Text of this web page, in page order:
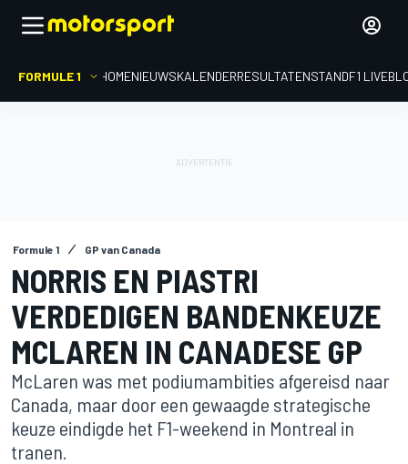
FORMULE 1 HOMENIEUWSKALENDERRESULTATENSTANDF1
Formule 1 GP van Canada
NORRIS EN PIASTRI
VERDEDIGEN BANDENKEUZE
MCLAREN IN CANADESE GP
McLaren was met podiumambities afgereisd naar
Canada, maar door een gewaagde strategische
keuze eindigde het F1-weekend in Montreal in
tranen.